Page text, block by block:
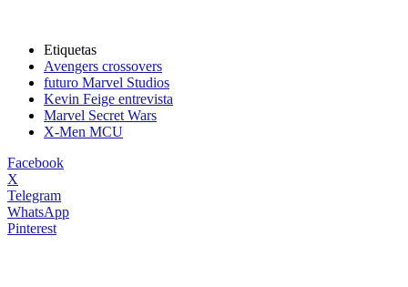
Etiquetas
Avengers crossovers
futuro Marvel Studios
Kevin Feige entrevista
Marvel Secret Wars
X-Men MCU
Facebook
X
Telegram
WhatsApp
Pinterest